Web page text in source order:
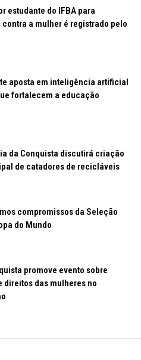
estudante do IFBA para
a mulher é registrado pelo
aposta em inteligência artificial
fortalecem a educação
da Conquista discutirá criação
de catadores de recicláveis
compromissos da Seleção
do Mundo
promove evento sobre
direitos das mulheres no